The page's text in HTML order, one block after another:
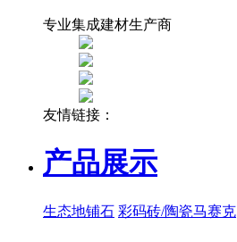
专业集成建材生产商
友情链接：
产品展示
生态地铺石 彩码砖/陶瓷马赛克